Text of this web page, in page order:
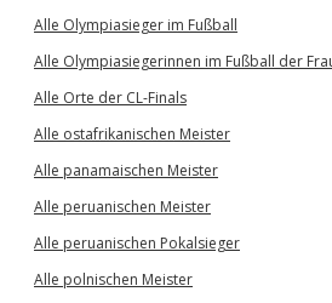
Alle Olympiasieger im Fußball
Alle Olympiasiegerinnen im Fußball der
Alle Orte der CL-Finals
Alle ostafrikanischen Meister
Alle panamaischen Meister
Alle peruanischen Meister
Alle peruanischen Pokalsieger
Alle polnischen Meister